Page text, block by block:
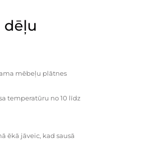
mēbeļu plātnes
temperatūru no 10 līdz
ēkā jāveic, kad sausā